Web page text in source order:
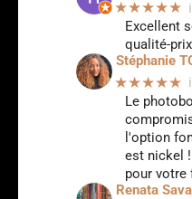
★★★★★
Excellent
qualité-
Stéphanie
★★★★★
Le
l'option
est nickel
pour votre
Renata Sava